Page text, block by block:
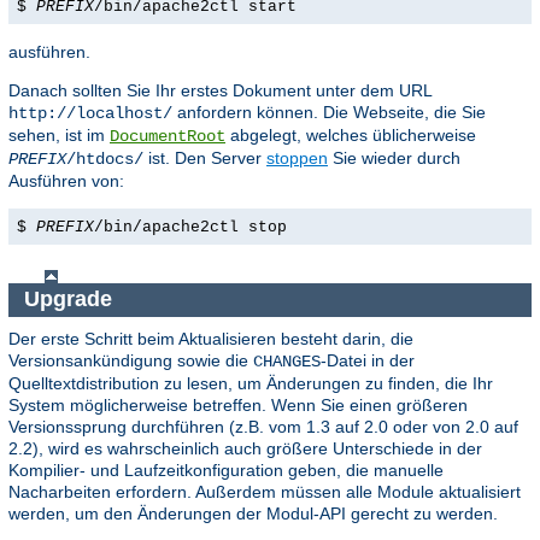
$ PREFIX/bin/apache2ctl start
ausführen.
Danach sollten Sie Ihr erstes Dokument unter dem URL
http://localhost/ anfordern können. Die Webseite, die Sie
sehen, ist im DocumentRoot abgelegt, welches üblicherweise
PREFIX/htdocs/ ist. Den Server stoppen Sie wieder durch
Ausführen von:
$ PREFIX/bin/apache2ctl stop
Upgrade
Der erste Schritt beim Aktualisieren besteht darin, die
Versionsankündigung sowie die CHANGES-Datei in der
Quelltextdistribution zu lesen, um Änderungen zu finden, die Ihr
System möglicherweise betreffen. Wenn Sie einen größeren
Versionssprung durchführen (z.B. vom 1.3 auf 2.0 oder von 2.0 auf
2.2), wird es wahrscheinlich auch größere Unterschiede in der
Kompilier- und Laufzeitkonfiguration geben, die manuelle
Nacharbeiten erfordern. Außerdem müssen alle Module aktualisiert
werden, um den Änderungen der Modul-API gerecht zu werden.